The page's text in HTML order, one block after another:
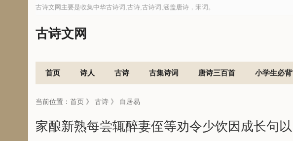
古诗文网主要是收集中华古诗词,古诗,古诗词,涵盖唐诗，宋词。
古诗文网
首页 诗人 古诗 古集诗词 唐诗三百首 小学生必
当前位置： 首页 》 古诗 》 白居易
家酿新熟每尝辄醉妻侄等劝令少饮因成长句以